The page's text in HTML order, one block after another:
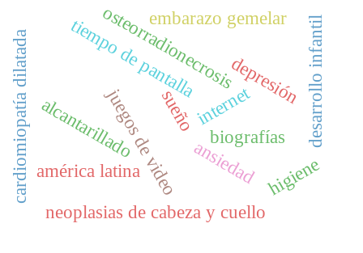
biografías
juegos de video ansiedad
depresión desarrollo infantil
internet
sueño
tiempo de pantalla
neoplasias de cabeza y cuello
osteorradionecrosis
américa latina
alcantarillado
higiene
embarazo gemelar
cardiomiopatía dilatada